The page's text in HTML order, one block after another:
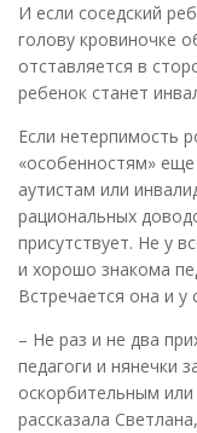
И если соседский
голову кровиночке
отставляется в
ребенок станет
Если нетерпимость
«особенностям»
аутистам или
рациональных
присутствует. Не у
и хорошо знакома
Встречается она и у
– Не раз и не два
педагоги и нянечки
оскорбительным
рассказала